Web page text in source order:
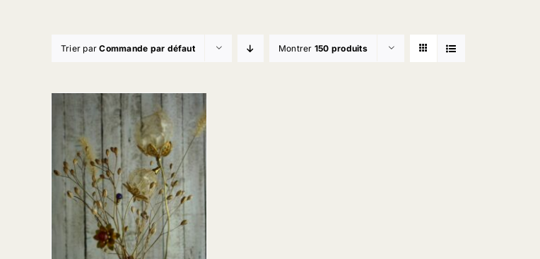
Trier parCommande par défaut Montrer 150 produits